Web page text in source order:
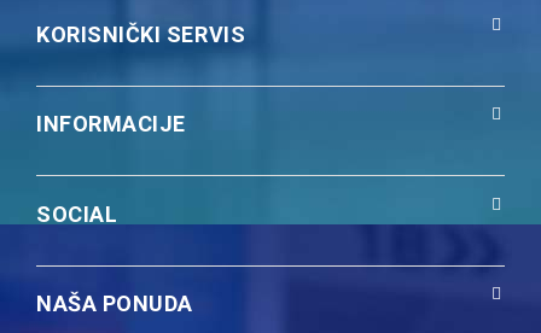
KORISNIČKI SERVIS
INFORMACIJE
SOCIAL
NAŠA PONUDA